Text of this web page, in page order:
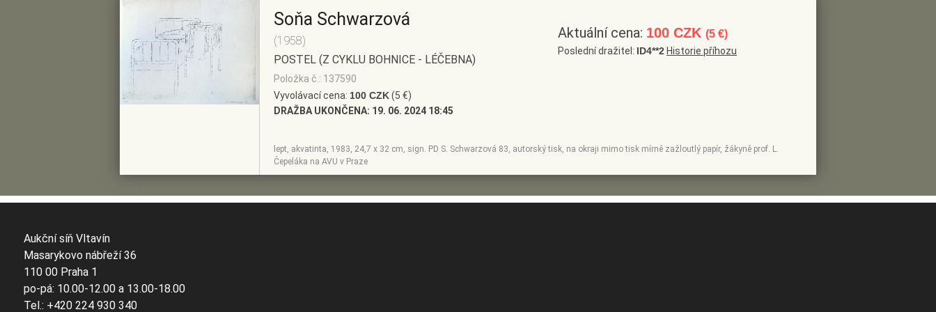
Soňa Schwarzová
(1958)
POSTEL (Z CYKLU BOHNICE - LÉČEBNA)
Položka č.: 137590
Vyvolávací cena: 100 CZK(5 €)
DRAŽBA UKONČENA: 19. 06. 2024 18:45
lept, akvatinta, 1983, 24,7 x 32 cm, sign. PD S. Schwarzová 83, autorský tisk, na okraji mimo tisk mírně zažloutlý papír, žákyně prof. L.
Čepeláka na AVU v Praze
Aktuální cena: 100 CZK (5 €)
Poslední dražitel: ID4**2 Historie příhozu
Aukční síň Vltavín
Masarykovo nábřeží 36
110 00 Praha 1
po-pá: 10.00-12.00 a 13.00-18.00
Tel.: +420 224 930 340